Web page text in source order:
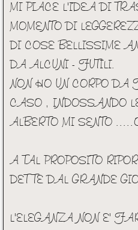
MI PIACE L'IDEA DI
MOMENTO DI
DI COSE BELLISSIME
DA ALCUNI - FUTILI.
NON HO UN CORPO
CASO , INDOSSANDO
ALBERTO MI SENTO
A TAL PROPOSITO
DETTE DAL GRANDE
L'ELEGANZA NON E'